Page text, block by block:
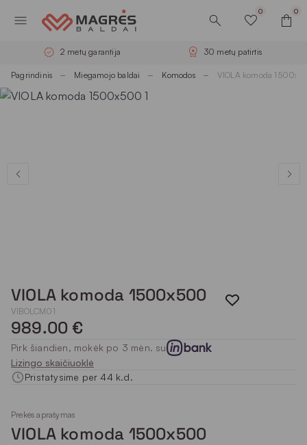
0 0
2 metų garantija 30 metų patirtis
Pagrindinis Miegamojo baldai Komodos VIOLA komoda
VIOLA komoda 1500x500
VIBOLCM01
989.00 €
Pirk šiandien, mokėk po 3 mėn. su
Lizingo skaičiuoklė
Pristatysime per 44 k.d.
Prekės aprašymas
VIOLA komoda 1500x500